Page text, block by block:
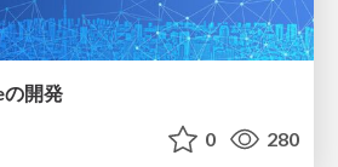
開発
0 280